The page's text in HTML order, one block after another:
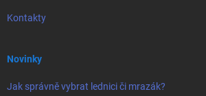
Kontakty
Novinky
Jak správně vybrat lednici či mrazák?